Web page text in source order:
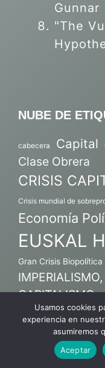
Gunnar
"The
NUBE DE
cabecera Capital
Clase Obrera
CRISIS
Crisis mundial de
Economía
EUSKAL
Gran Crisis
CAPITALISMO
K.A.García-Salmones
Mercado de
Tendencia
Usamos cookies
experiencia en
asumiremos
Aceptar